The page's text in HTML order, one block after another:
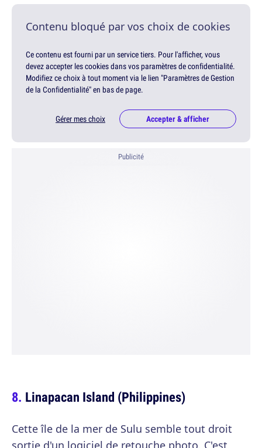
Contenu bloqué par vos choix de cookies
Ce contenu est fourni par un service tiers. Pour l'afficher, vous
devez accepter les cookies dans vos paramètres de confidentialité.
Modifiez ce choix à tout moment via le lien "Paramètres de Gestion
de la Confidentialité" en bas de page.
Gérer mes choix Accepter & afficher
Publicité
Linapacan Island (Philippines)
Cette île de la mer de Sulu semble tout droit